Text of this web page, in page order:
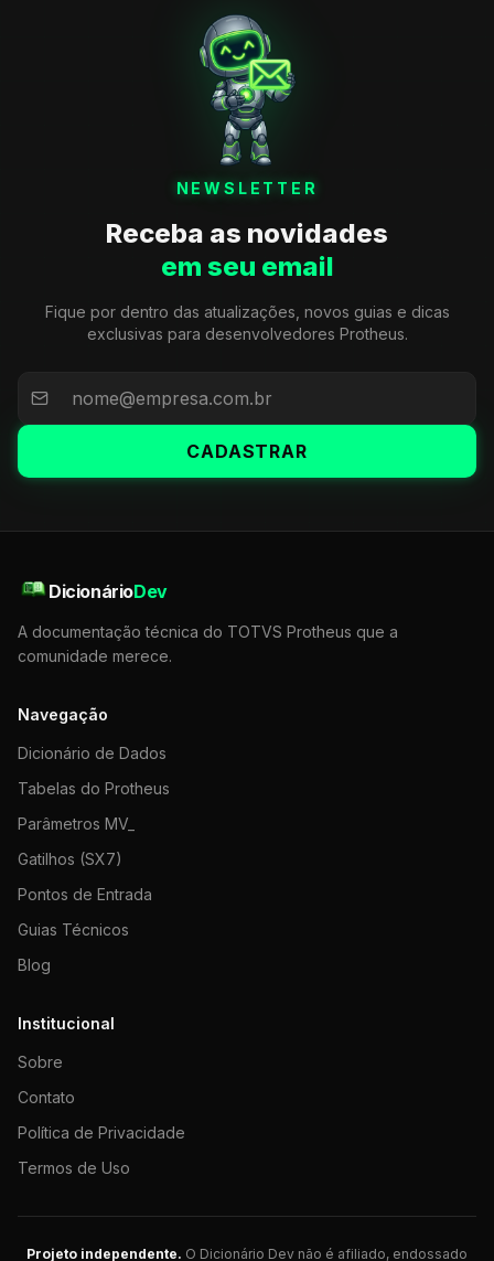
NEWSLETTER
Receba as novidades
em seu email
Fique por dentro das atualizações, novos guias e dicas
exclusivas para desenvolvedores Protheus.
CADASTRAR
DicionárioDev
A documentação técnica do TOTVS Protheus que a
comunidade merece.
Navegação
Dicionário de Dados
Tabelas do Protheus
Parâmetros MV_
Gatilhos (SX7)
Pontos de Entrada
Guias Técnicos
Blog
Institucional
Sobre
Contato
Política de Privacidade
Termos de Uso
Projeto independente. O Dicionário Dev não é afiliado, endossado